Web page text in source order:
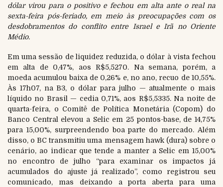
dólar virou para o positivo e fechou em alta ante o real na
sexta-feira pós-feriado, em meio às preocupações com os
desdobramentos do conflito entre Israel e Irã no Oriente
Médio.
Em uma sessão de liquidez reduzida, o dólar à vista fechou
em alta de 0,47%, aos R$5,5270. Na semana, porém, a
moeda acumulou baixa de 0,26% e, no ano, recuo de 10,55%.
Às 17h07, na B3, o dólar para julho — atualmente o mais
líquido no Brasil — cedia 0,71%, aos R$5,5335. Na noite de
quarta-feira, o Comitê de Política Monetária (Copom) do
Banco Central elevou a Selic em 25 pontos-base, de 14,75%
para 15,00%, surpreendendo boa parte do mercado. Além
disso, o BC transmitiu uma mensagem hawk (dura) sobre o
cenário, ao indicar que tende a manter a Selic em 15,00%
no encontro de julho “para examinar os impactos já
acumulados do ajuste já realizado”, como registrou seu
comunicado, mas deixando a porta aberta para uma